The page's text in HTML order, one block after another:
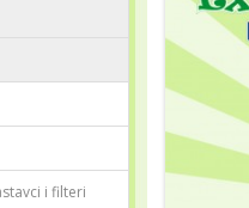
i filteri